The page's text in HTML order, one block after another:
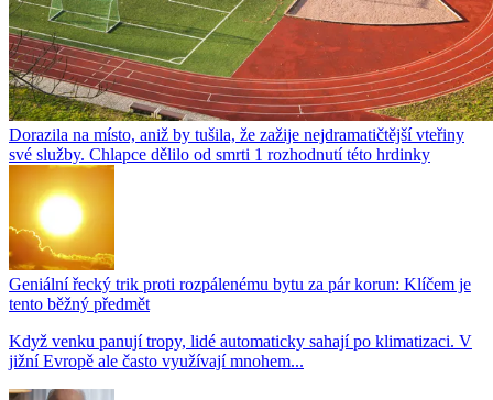
Dorazila na místo, aniž by tušila, že zažije nejdramatičtější vteřiny
své služby. Chlapce dělilo od smrti 1 rozhodnutí této hrdinky
Geniální řecký trik proti rozpálenému bytu za pár korun: Klíčem je
tento běžný předmět
Když venku panují tropy, lidé automaticky sahají po klimatizaci. V
jižní Evropě ale často využívají mnohem...